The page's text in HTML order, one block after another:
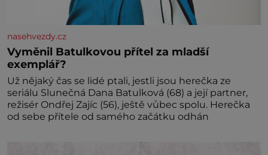
nasehvezdy.cz
Vyměnil Batulkovou přítel za mladší
exemplář?
Už nějaký čas se lidé ptali, jestli jsou herečka ze
seriálu Slunečná Dana Batulková (68) a její partner,
režisér Ondřej Zajíc (56), ještě vůbec spolu. Herečka
od sebe přítele od samého začátku odhán